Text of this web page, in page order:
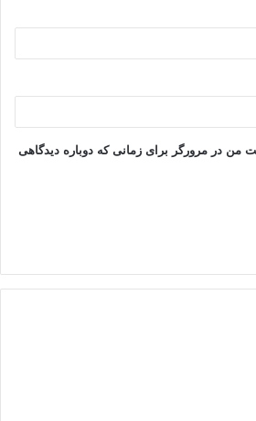
من در مرورگر برای زمانی که دوباره دیدگاهی